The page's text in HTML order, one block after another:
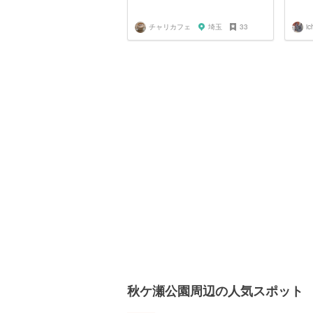
チャリカフェ 埼玉 33
秋ケ瀬公園周辺の人気スポット